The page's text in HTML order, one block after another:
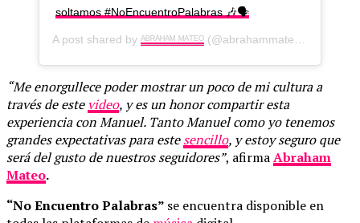
soltamos #NoEncuentroPalabras 🎶🗣
A post shared by ᴬᴮᴿᴬᴴᴬᴹ ᴹᴬᵀᴱᴼ (@abrahammateo) on
“Me enorgullece poder mostrar un poco de mi cultura a
través de estevideo, y es un honor compartir esta
experiencia con Manuel. Tanto Manuel como yo tenemos
grandes expectativas para estesencillo, y estoy seguro que
será del gusto de nuestros seguidores”, afirmaAbraham
Mateo.
“No Encuentro Palabras” se encuentra disponible en